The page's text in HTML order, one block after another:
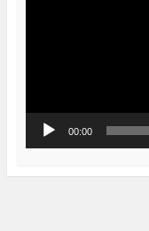
00:00